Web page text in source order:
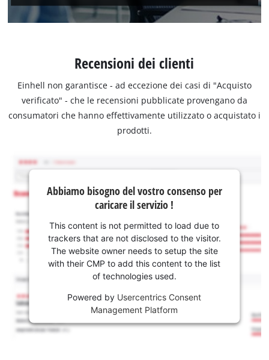
Recensioni dei clienti
Einhell non garantisce - ad eccezione dei casi di "Acquisto
verificato" - che le recensioni pubblicate provengano da
consumatori che hanno effettivamente utilizzato o acquistato i
prodotti.
Abbiamo bisogno del vostro consenso per
caricare il servizio !
This content is not permitted to load due to
trackers that are not disclosed to the visitor.
The website owner needs to setup the site
with their CMP to add this content to the list
of technologies used.
Powered by Usercentrics Consent
Management Platform